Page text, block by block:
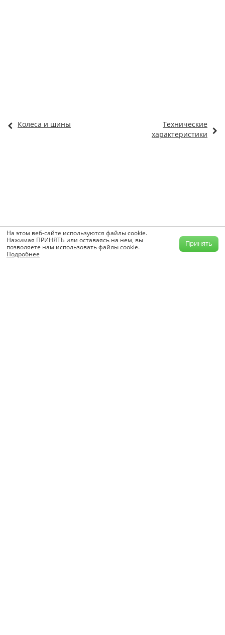
Колеса и шины
Технические
характеристики
На этом веб-сайте используются файлы cookie.
Нажимая ПРИНЯТЬ или оставаясь на нем, вы
позволяете нам использовать файлы cookie.
Подробнее
Принять